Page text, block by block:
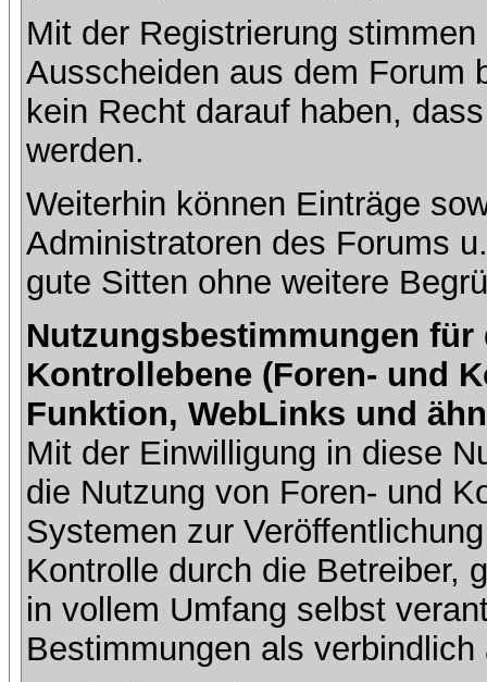
Mit der Registrierung
Ausscheiden aus dem Forum
kein Recht darauf haben,
werden.
Weiterhin können Einträge
Administratoren des Forums
gute Sitten ohne weitere
Nutzungsbestimmungen
Kontrollebene (Foren- und
Funktion, WebLinks und
Mit der Einwilligung in diese
die Nutzung von Foren- und
Systemen zur
Kontrolle durch die Betreiber,
in vollem Umfang selbst
Bestimmungen als verbindlich